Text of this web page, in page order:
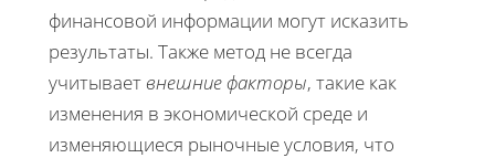
финансовой информации могут исказить
результаты. Также метод не всегда
учитывает внешние факторы, такие как
изменения в экономической среде и
изменяющиеся рыночные условия, что